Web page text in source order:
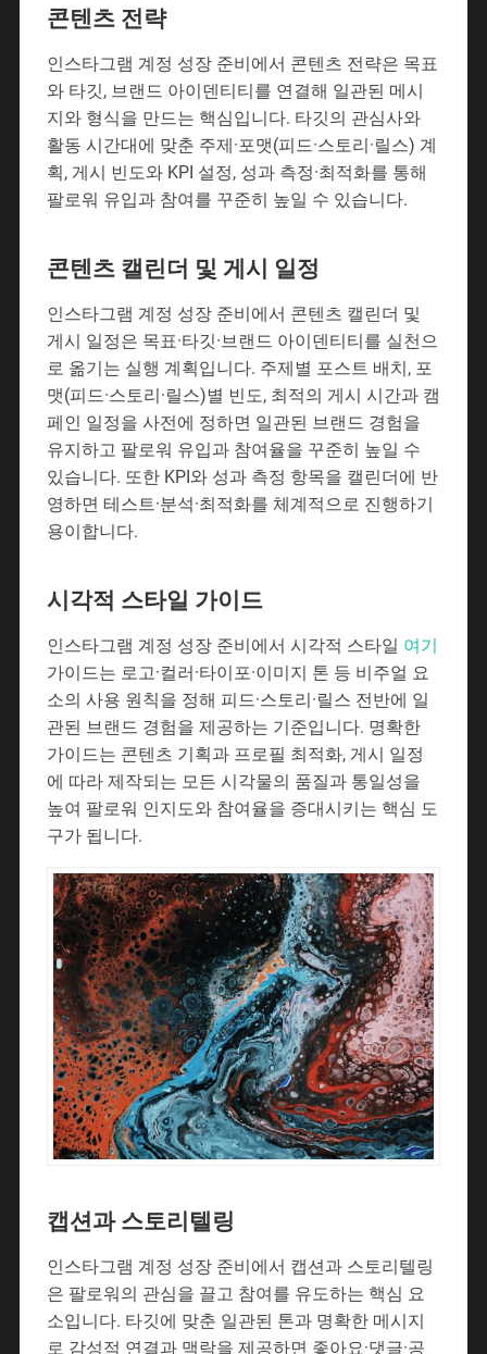
콘텐츠 전략
인스타그램 계정 성장 준비에서 콘텐츠 전략은 목표
와 타깃, 브랜드 아이덴티티를 연결해 일관된 메시
지와 형식을 만드는 핵심입니다. 타깃의 관심사와
활동 시간대에 맞춘 주제·포맷(피드·스토리·릴스) 계
획, 게시 빈도와 KPI 설정, 성과 측정·최적화를 통해
팔로워 유입과 참여를 꾸준히 높일 수 있습니다.
콘텐츠 캘린더 및 게시 일정
인스타그램 계정 성장 준비에서 콘텐츠 캘린더 및
게시 일정은 목표·타깃·브랜드 아이덴티티를 실천으
로 옮기는 실행 계획입니다. 주제별 포스트 배치, 포
맷(피드·스토리·릴스)별 빈도, 최적의 게시 시간과 캠
페인 일정을 사전에 정하면 일관된 브랜드 경험을
유지하고 팔로워 유입과 참여율을 꾸준히 높일 수
있습니다. 또한 KPI와 성과 측정 항목을 캘린더에 반
영하면 테스트·분석·최적화를 체계적으로 진행하기
용이합니다.
시각적 스타일 가이드
인스타그램 계정 성장 준비에서 시각적 스타일 여기
가이드는 로고·컬러·타이포·이미지 톤 등 비주얼 요
소의 사용 원칙을 정해 피드·스토리·릴스 전반에 일
관된 브랜드 경험을 제공하는 기준입니다. 명확한
가이드는 콘텐츠 기획과 프로필 최적화, 게시 일정
에 따라 제작되는 모든 시각물의 품질과 통일성을
높여 팔로워 인지도와 참여율을 증대시키는 핵심 도
구가 됩니다.
캡션과 스토리텔링
인스타그램 계정 성장 준비에서 캡션과 스토리텔링
은 팔로워의 관심을 끌고 참여를 유도하는 핵심 요
소입니다. 타깃에 맞춘 일관된 톤과 명확한 메시지
로 감성적 연결과 맥락을 제공하면 좋아요·댓글·공